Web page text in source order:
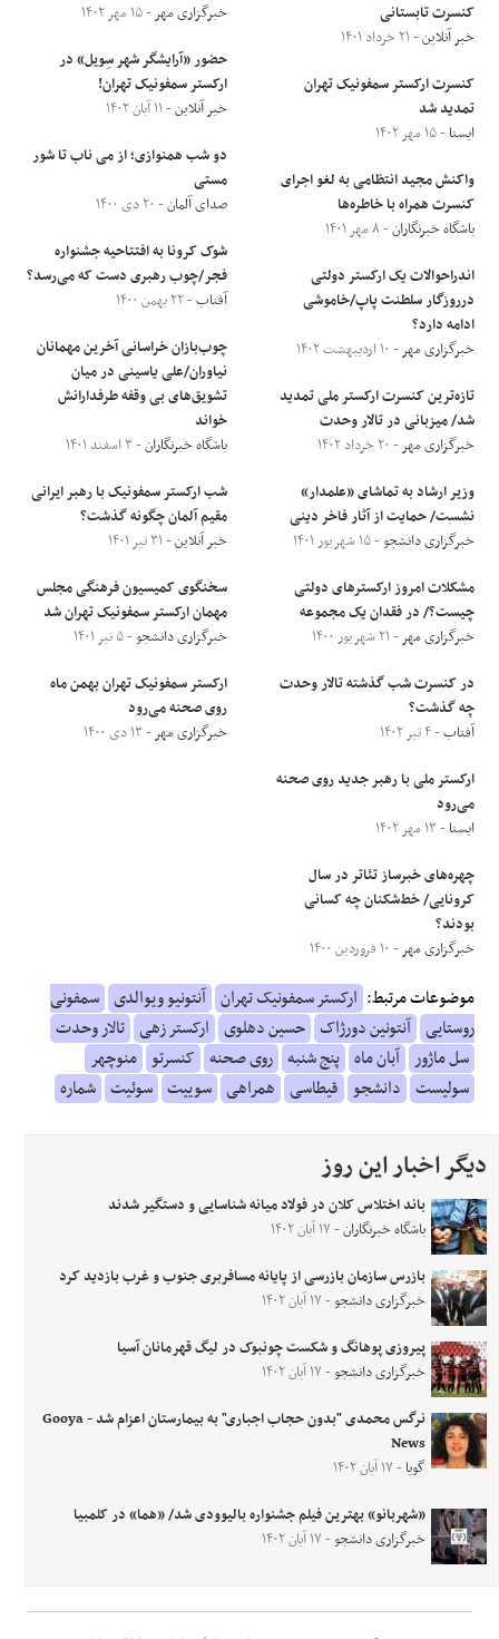
کنسرت تابستانی
خبر آنلاین- ۲۱ خرداد ۱۴۰۱
کنسرت ارکستر سمفونیک تهران
تمدید شد
ایسنا - ۱۵ مهر ۱۴۰۲
واکنش مجید انتظامی به لغو اجرای
کنسرت همراه با خاطره‌ها
باشگاه خبرنگاران- ۸ مهر ۱۴۰۱
اندراحوالات یک ارکستر دولتی
درروزگار سلطنت پاپ/خاموشی
ادامه دارد؟
خبرگزاری مهر- ۱۰ اردیبهشت ۱۴۰۲
تازه‌ترین کنسرت ارکستر ملی تمدید
شد/ میزبانی در تالار وحدت
خبرگزاری مهر- ۲۰ خرداد ۱۴۰۲
وزیر ارشاد به تماشای «علمدار»
نشست/ حمایت از آثار فاخر دینی
خبرگزاری دانشجو- ۱۵ شهریور ۱۴۰۱
مشکلات امروز ارکسترهای دولتی
چیست؟/ در فقدان یک مجموعه
خبرگزاری مهر- ۲۱ شهریور ۱۴۰۰
در کنسرت شب گذشته تالار وحدت
چه گذشت؟
آفتاب- ۴ تیر ۱۴۰۲
ارکستر ملی با رهبر جدید روی صحنه
می‌رود
ایسنا - ۱۳ مهر ۱۴۰۲
چهره‌های خبرساز تئاتر در سال
کرونایی/ خط‌شکنان چه کسانی
بودند؟
خبرگزاری مهر- ۱۰ فروردین ۱۴۰۰
خبرگزاری مهر- ۱۵ مهر ۱۴۰۲
حضور «آرایشگر شهر سِویل» در
ارکستر سمفونیک تهران!
خبر آنلاین- ۱۱ آبان ۱۴۰۲
دو شب همنوازی؛ از می ناب تا شور
مستی
صدای آلمان- ۲۰ دی ۱۴۰۰
شوک کرونا به افتتاحیه جشنواره
فجر/چوب رهبری دست که می‌رسد؟
آفتاب- ۲۲ بهمن ۱۴۰۰
چوب‌بازان خراسانی آخرین مهمانان
نیاوران/علی یاسینی در میان
تشویق‌های بی وقفه طرفدارانش
خواند
باشگاه خبرنگاران- ۳ اسفند ۱۴۰۱
شب ارکستر سمفونیک با رهبر ایرانی
مقیم آلمان چگونه گذشت؟
خبر آنلاین- ۳۱ تیر ۱۴۰۱
سخنگوی کمیسیون فرهنگی مجلس
مهمان ارکستر سمفونیک تهران شد
خبرگزاری دانشجو- ۵ تیر ۱۴۰۱
ارکستر سمفونیک تهران بهمن ماه
روی صحنه می‌رود
خبرگزاری مهر- ۱۳ دی ۱۴۰۰
موضوعات مرتبط: ارکستر سمفونیک تهران آنتونیو ویوالدی سمفونی
روستایی آنتونین دورژاک حسین دهلوی ارکستر زهی تالار وحدت
سل ماژور آبان ماه پنج شنبه روی صحنه کنسرتو منوچهر
سولیست دانشجو قیطاسی همراهی سوییت سوئیت شماره
دیگر اخبار این روز
باند اختلاس کلان در فولاد میانه شناسایی و دستگیر شدند
باشگاه خبرنگاران- ۱۷ آبان ۱۴۰۲
بازرس سازمان بازرسی از پایانه مسافربری جنوب و غرب بازدید کرد
خبرگزاری دانشجو- ۱۷ آبان ۱۴۰۲
پیروزی پوهانگ و شکست چونبوک در لیگ قهرمانان آسیا
خبرگزاری دانشجو- ۱۷ آبان ۱۴۰۲
نرگس محمدی "بدون حجاب اجباری" به بیمارستان اعزام شد - Gooya
News
گویا - ۱۷ آبان ۱۴۰۲
«شهربانو» بهترین فیلم جشنواره بالیوودی شد/ «هما» در کلمبیا
خبرگزاری دانشجو- ۱۷ آبان ۱۴۰۲